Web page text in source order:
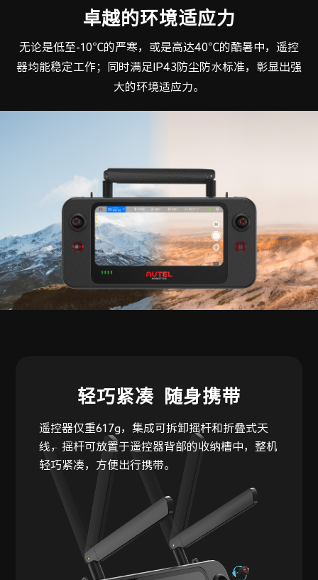
卓越的环境适应力
无论是低至-10℃的严寒，或是高达40℃的酷暑中，遥控
器均能稳定工作；同时满足IP43防尘防水标准，彰显出强
大的环境适应力。
轻巧紧凑 随身携带
遥控器仅重617g，集成可拆卸摇杆和折叠式天
线，摇杆可放置于遥控器背部的收纳槽中，整机
轻巧紧凑，方便出行携带。